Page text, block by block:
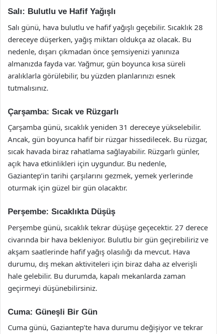
Salı: Bulutlu ve Hafif Yağışlı
Salı günü, hava bulutlu ve hafif yağışlı geçebilir. Sıcaklık 28
dereceye düşerken, yağış miktarı oldukça az olacak. Bu
nedenle, dışarı çıkmadan önce şemsiyenizi yanınıza
almanızda fayda var. Yağmur, gün boyunca kısa süreli
aralıklarla görülebilir, bu yüzden planlarınızı esnek
tutmalısınız.
Çarşamba: Sıcak ve Rüzgarlı
Çarşamba günü, sıcaklık yeniden 31 dereceye yükselebilir.
Ancak, gün boyunca hafif bir rüzgar hissedilecek. Bu rüzgar,
sıcak havada biraz rahatlama sağlayabilir. Rüzgarlı günler,
açık hava etkinlikleri için uygundur. Bu nedenle,
Gaziantep’in tarihi çarşılarını gezmek, yemek yerlerinde
oturmak için güzel bir gün olacaktır.
Perşembe: Sıcaklıkta Düşüş
Perşembe günü, sıcaklık tekrar düşüşe geçecektir. 27 derece
civarında bir hava bekleniyor. Bulutlu bir gün geçirebiliriz ve
akşam saatlerinde hafif yağış olasılığı da mevcut. Hava
durumu, dış mekan aktiviteleri için biraz daha az elverişli
hale gelebilir. Bu durumda, kapalı mekanlarda zaman
geçirmeyi düşünebilirsiniz.
Cuma: Güneşli Bir Gün
Cuma günü, Gaziantep’te hava durumu değişiyor ve tekrar